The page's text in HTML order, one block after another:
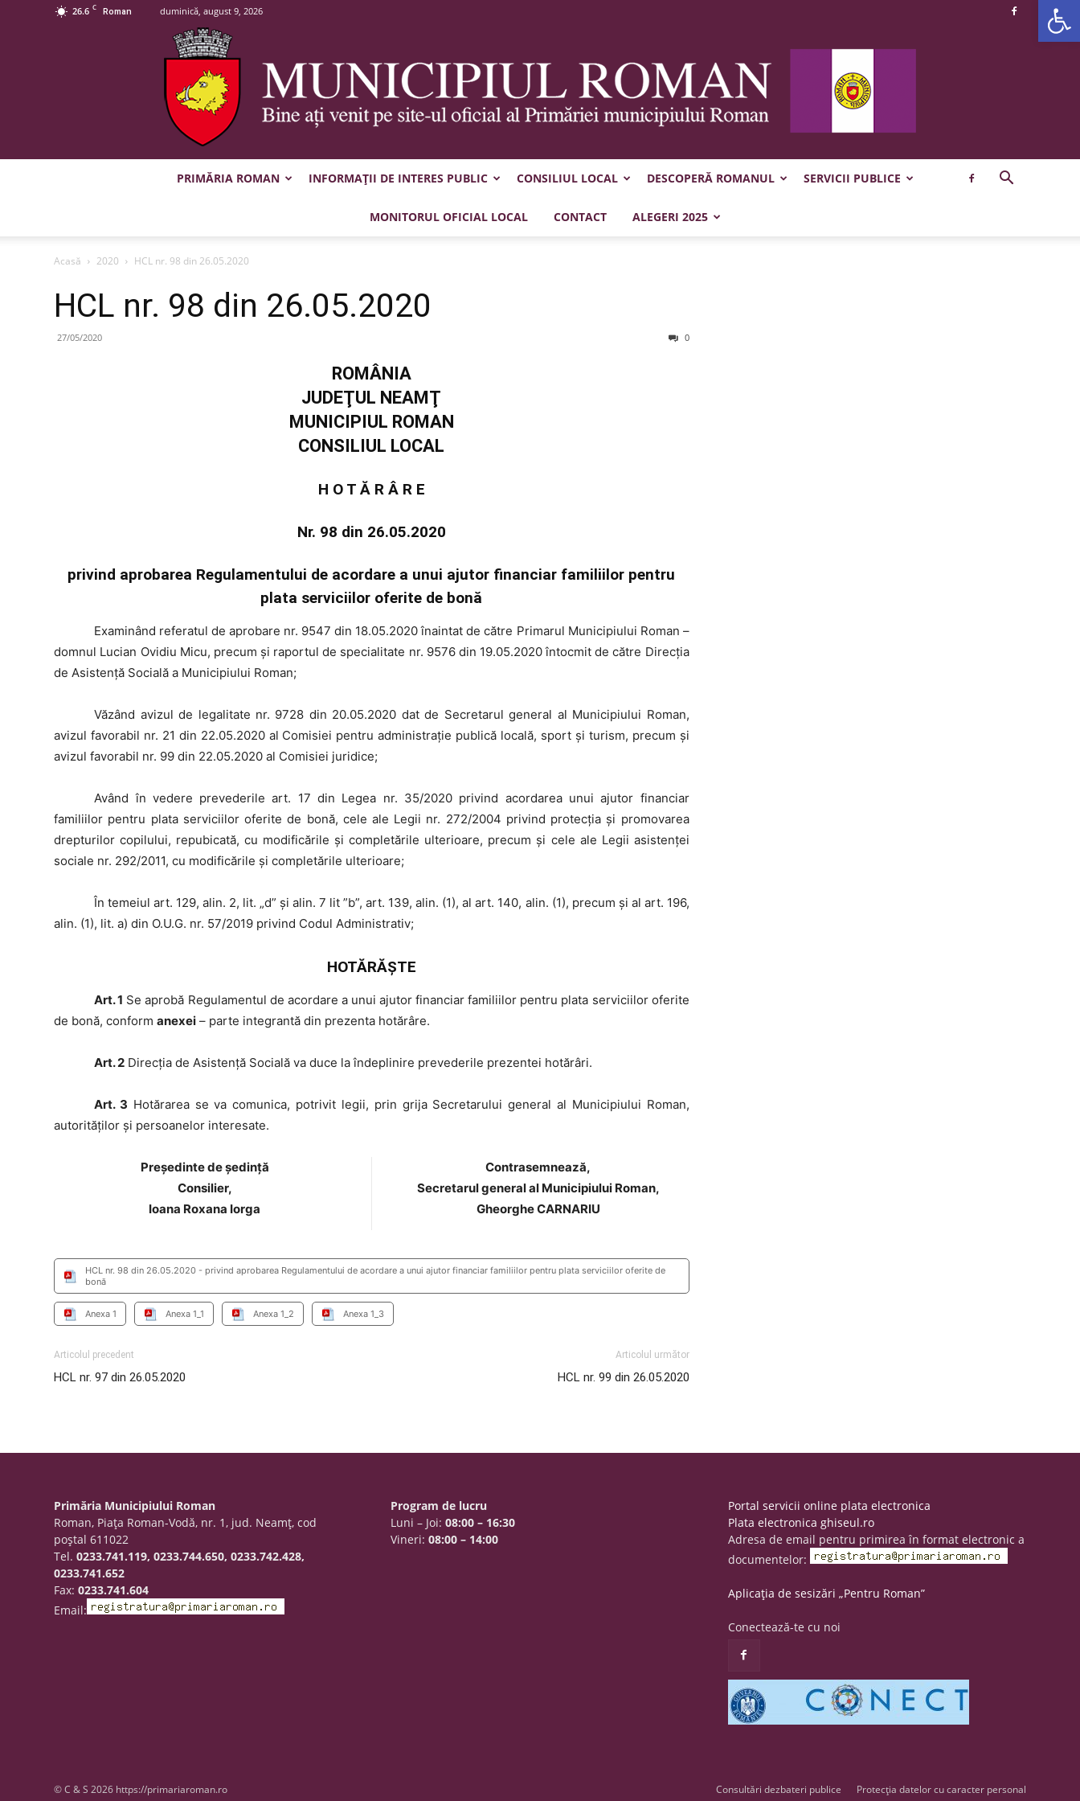
26.6 C Roman duminică, august 9, 2026
Municipiul
PRIMĂRIA ROMAN INFORMAȚII DE INTERES PUBLIC CONSILIUL LOCAL DESCOPERĂ ROMANUL SERVICII PUBLICE
MONITORUL OFICIAL LOCAL CONTACT ALEGERI 2025
Acasă 2020 HCL nr. 98 din 26.05.2020
HCL nr. 98 din 26.05.2020
27/05/2020 0
ROMÂNIA
JUDEŢUL NEAMŢ
MUNICIPIUL ROMAN
CONSILIUL LOCAL
H O T Ă R Â R E
Nr. 98 din 26.05.2020
privind aprobarea Regulamentului de acordare a unui ajutor financiar familiilor pentru
plata serviciilor oferite de bonă
Examinând referatul de aprobare nr. 9547 din 18.05.2020 înaintat de către Primarul Municipiului Roman –
domnul Lucian Ovidiu Micu, precum și raportul de specialitate nr. 9576 din 19.05.2020 întocmit de către Direcția
de Asistență Socială a Municipiului Roman;
Văzând avizul de legalitate nr. 9728 din 20.05.2020 dat de Secretarul general al Municipiului Roman,
avizul favorabil nr. 21 din 22.05.2020 al Comisiei pentru administrație publică locală, sport și turism, precum și
avizul favorabil nr. 99 din 22.05.2020 al Comisiei juridice;
Având în vedere prevederile art. 17 din Legea nr. 35/2020 privind acordarea unui ajutor financiar
familiilor pentru plata serviciilor oferite de bonă, cele ale Legii nr. 272/2004 privind protecția și promovarea
drepturilor copilului, repubicată, cu modificările și completările ulterioare, precum și cele ale Legii asistenţei
sociale nr. 292/2011, cu modificările şi completările ulterioare;
În temeiul art. 129, alin. 2, lit. „d” și alin. 7 lit ”b”, art. 139, alin. (1), al art. 140, alin. (1), precum și al art. 196,
alin. (1), lit. a) din O.U.G. nr. 57/2019 privind Codul Administrativ;
HOTĂRĂŞTE
Art. 1 Se aprobă Regulamentul de acordare a unui ajutor financiar familiilor pentru plata serviciilor oferite
de bonă, conformanexei – parte integrantă din prezenta hotărâre.
Art. 2 Direcția de Asistență Socială va duce la îndeplinire prevederile prezentei hotărâri.
Art. 3 Hotărarea se va comunica, potrivit legii, prin grija Secretarului general al Municipiului Roman,
autorităților și persoanelor interesate.
Preşedinte de şedinţă
Consilier,
Ioana Roxana Iorga
Contrasemnează,
Secretarul general al Municipiului Roman,
Gheorghe CARNARIU
HCL nr. 98 din 26.05.2020 - privind aprobarea Regulamentului de acordare a unui ajutor financiar familiilor pentru plata serviciilor oferite de
bonă
Anexa 1 Anexa 1_1 Anexa 1_2 Anexa 1_3
Articolul precedent
HCL nr. 97 din 26.05.2020
Articolul următor
HCL nr. 99 din 26.05.2020
Primăria Municipiului Roman
Roman, Piaţa Roman-Vodă, nr. 1, jud. Neamţ, cod
poştal 611022
Tel.0233.741.119, 0233.744.650, 0233.742.428,
0233.741.652
Fax:0233.741.604
Email:
Program de lucru
Luni – Joi:08:00 – 16:30
Vineri:08:00 – 14:00
Portal servicii online plata electronica
Plata electronica ghiseul.ro
Adresa de email pentru primirea în format electronic a
documentelor:
Aplicația de sesizări „Pentru Roman”
Conectează-te cu noi
Consultări dezbateri publice Protecția datelor cu caracter personal
© C & S 2026 https://primariaroman.ro